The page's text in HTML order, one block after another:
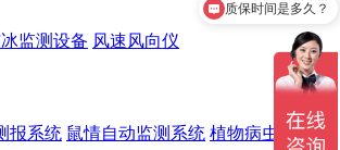
监测设备 风速风向仪
报系统 鼠情自动监测系统 植物病虫害监测
质保时间是多久？